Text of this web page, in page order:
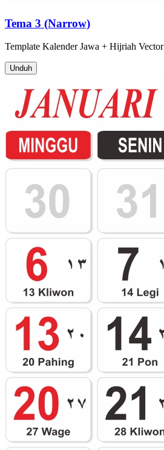
Tema 3 (Narrow)
Template Kalender Jawa + Hijriah Vector
Unduh